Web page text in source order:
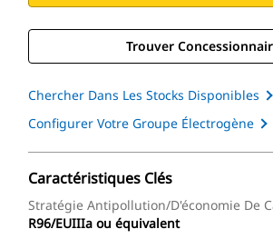
Trouver
Chercher Dans Les Stocks Disponibles
Configurer Votre Groupe Électrogène
Caractéristiques Clés
Stratégie Antipollution/d'économie De
R96/EUIIIa ou équivalent